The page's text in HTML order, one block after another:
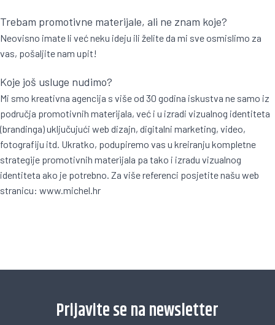
Trebam promotivne materijale, ali ne znam koje?
Neovisno imate li već neku ideju ili želite da mi sve osmislimo za
vas, pošaljite nam upit!
Koje još usluge nudimo?
Mi smo kreativna agencija s više od 30 godina iskustva ne samo iz
područja promotivnih materijala, već i u izradi vizualnog identiteta
(brandinga) uključujući web dizajn, digitalni marketing, video,
fotografiju itd. Ukratko, podupiremo vas u kreiranju kompletne
strategije promotivnih materijala pa tako i izradu vizualnog
identiteta ako je potrebno. Za više referenci posjetite našu web
stranicu: www.michel.hr
Prijavite se na newsletter